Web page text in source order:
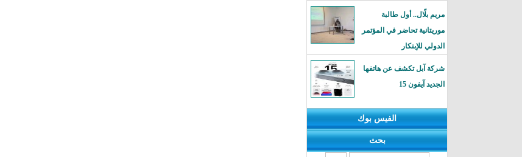
مريم بلّال.. أول طالبة
موريتانية تحاضر في المؤتمر
الدولي للإبتكار
شركة آبل تكشف عن هاتفها
الجديد آيفون 15
الفيس بوك
بحث